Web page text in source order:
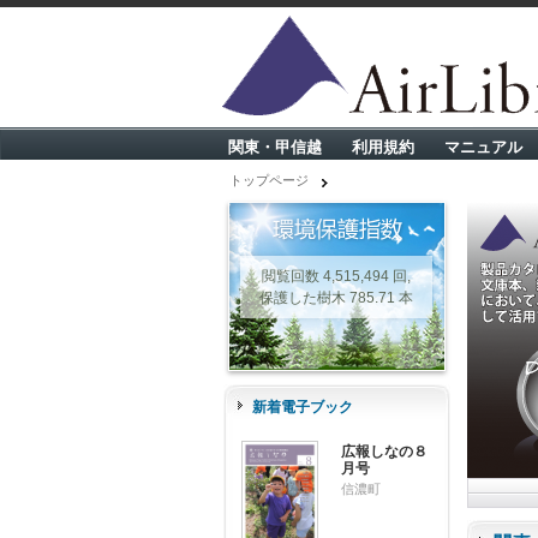
関東・甲信越 利用規約 マニュアル
トップページ
閲覧回数 4,515,494 回,
保護した樹木 785.71 本
新着電子ブック
広報しなの８
月号
信濃町